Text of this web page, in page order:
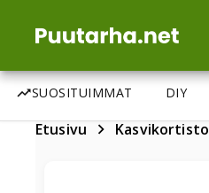
SUOSITUIMMAT DIY
Etusivu Kasvikortisto